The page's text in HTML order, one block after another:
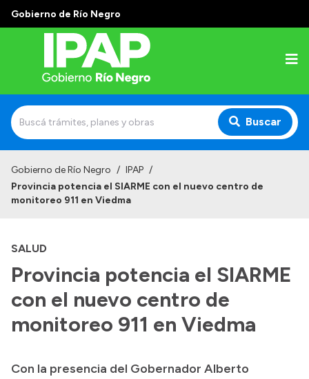
Gobierno de Río Negro
Buscar
Institucional
Autoridades
Alumnos
Docentes y Capacitadores
Delegaciones
Gobierno de Río Negro / IPAP /
Provincia potencia el SIARME con el nuevo centro de
monitoreo 911 en Viedma
SALUD
Provincia potencia el SIARME
con el nuevo centro de
monitoreo 911 en Viedma
Con la presencia del Gobernador Alberto